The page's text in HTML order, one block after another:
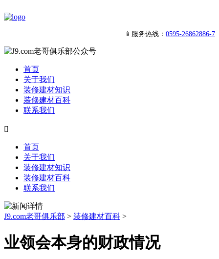
📱服务热线： 0595-26862886-7
首页
关于我们
装修建材知识
装修建材百科
联系我们

首页
关于我们
装修建材知识
装修建材百科
联系我们
J9.com老哥俱乐部 > 装修建材百科 >
业领会本身的财政情况